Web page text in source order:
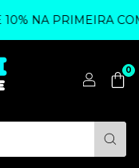
NA PRIMEIRA
0